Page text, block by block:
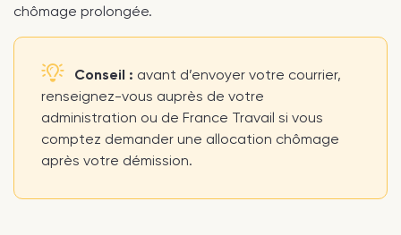
chômage prolongée.
Conseil : avant d’envoyer votre courrier,
renseignez-vous auprès de votre
administration ou de France Travail si vous
comptez demander une allocation chômage
après votre démission.